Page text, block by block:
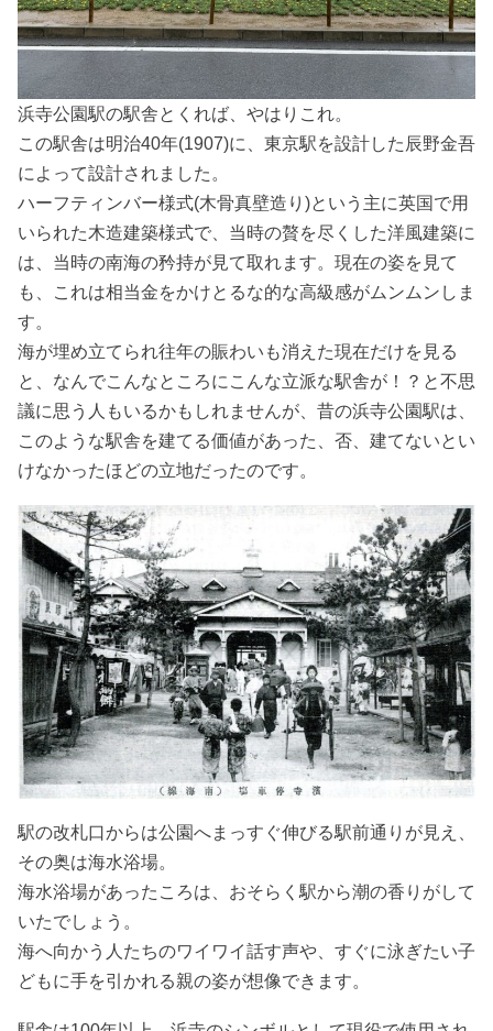
浜寺公園駅の駅舎とくれば、やはりこれ。
この駅舎は明治40年(1907)に、東京駅を設計した辰野金吾
によって設計されました。
ハーフティンバー様式(木骨真壁造り)という主に英国で用
いられた木造建築様式で、当時の贅を尽くした洋風建築に
は、当時の南海の矜持が見て取れます。現在の姿を見て
も、これは相当金をかけとるな的な高級感がムンムンしま
す。
海が埋め立てられ往年の賑わいも消えた現在だけを見る
と、なんでこんなところにこんな立派な駅舎が！？と不思
議に思う人もいるかもしれませんが、昔の浜寺公園駅は、
このような駅舎を建てる価値があった、否、建てないとい
けなかったほどの立地だったのです。
駅の改札口からは公園へまっすぐ伸びる駅前通りが見え、
その奥は海水浴場。
海水浴場があったころは、おそらく駅から潮の香りがして
いたでしょう。
海へ向かう人たちのワイワイ話す声や、すぐに泳ぎたい子
どもに手を引かれる親の姿が想像できます。